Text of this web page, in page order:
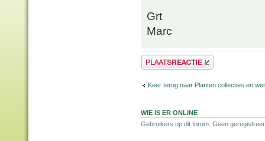
Grt
Marc
Plaats een reactie
Keer terug naar Planten collecties en
WIE IS ER ONLINE
Gebruikers op dit forum: Geen